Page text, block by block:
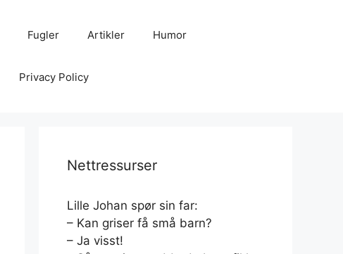
Fugler Artikler Humor
Privacy Policy
Nettressurser
Lille Johan spør sin far:
– Kan griser få små barn?
– Ja visst!